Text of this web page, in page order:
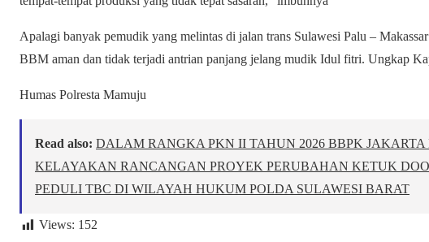
Apalagi banyak pemudik yang melintas di jalan trans Sulawesi Palu –
BBM aman dan tidak terjadi antrian panjang jelang mudik Idul fitri. Ungkap
Humas Polresta Mamuju
Read also: DALAM RANGKA PKN II TAHUN 2026 BBPK
KELAYAKAN RANCANGAN PROYEK PERUBAHAN KETUK
PEDULI TBC DI WILAYAH HUKUM POLDA SULAWESI BARAT
Views: 152